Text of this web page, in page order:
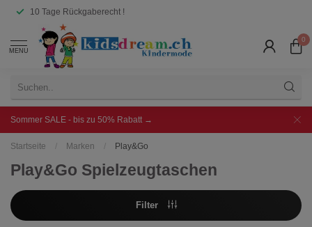
10 Tage Rückgaberecht !
MENU
0
Sommer SALE - bis zu 50% Rabatt →
Startseite / Marken / Play&Go
Play&Go Spielzeugtaschen
Filter